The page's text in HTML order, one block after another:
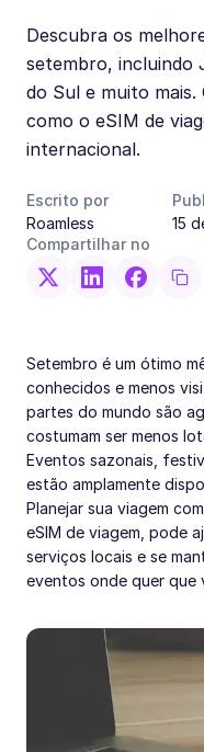
Descubra os
setembro, incluindo
do Sul e muito mais.
como o eSIM de
internacional.
Escrito por
Roamless
15
Compartilhar no
Setembro é um ótimo
conhecidos e menos
partes do mundo são
costumam ser menos
Eventos sazonais,
estão amplamente
Planejar sua viagem
eSIM de viagem, pode
serviços locais e se
eventos onde quer que